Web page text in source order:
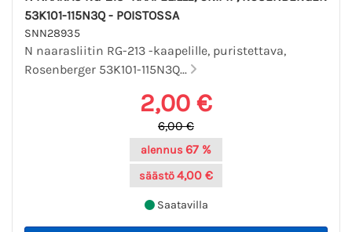
53K101-115N3Q - POISTOSSA
SNN28935
N naarasliitin RG-213 -kaapelille, puristettava,
Rosenberger 53K101-115N3Q...
2,00 €
6,00 €
alennus67 %
säästö4,00 €
Saatavilla